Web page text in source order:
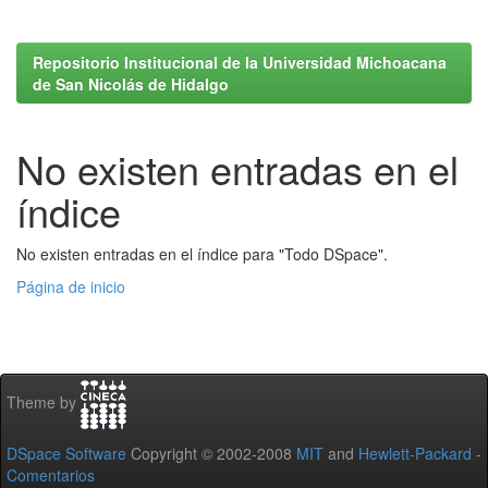
Repositorio Institucional de la Universidad Michoacana
de San Nicolás de Hidalgo
No existen entradas en el
índice
No existen entradas en el índice para "Todo DSpace".
Página de inicio
Theme by
DSpace Software Copyright © 2002-2008 MIT and Hewlett-Packard -
Comentarios